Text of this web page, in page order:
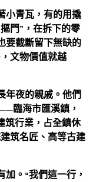
小青瓦，有的用撬
門”，在拆下的零
要截斷留下無缺的
文物價值就越
年夜的親戚。他們
臨海市匯溪鎮，
筑行業，占全鎮休
筑名匠、高等古建
。“我們這一行，